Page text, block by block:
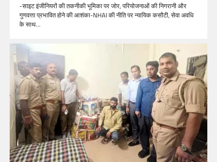
-साइट इंजीनियरों की तकनीकी भूमिका पर जोर, परियोजनाओं की निगरानी और
गुणवत्ता प्रभावित होने की आशंका-NHAI की नीति पर न्यायिक कसौटी, सेवा अवधि
के साथ…